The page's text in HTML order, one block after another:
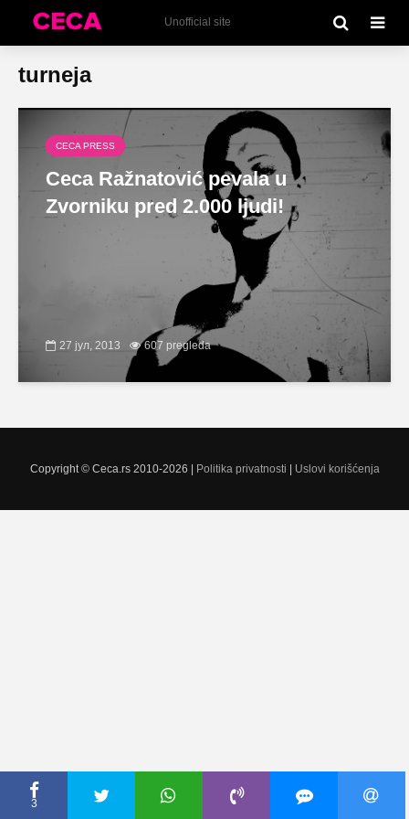
Unofficial site
turneja
CECA PRESS
Ceca Ražnatović pevala u
Zvorniku pred 2.000 ljudi!
27 јул, 2013 607 pregleda
Copyright © Ceca.rs 2010-2026 | Politika privatnosti Uslovi korišćenja
3